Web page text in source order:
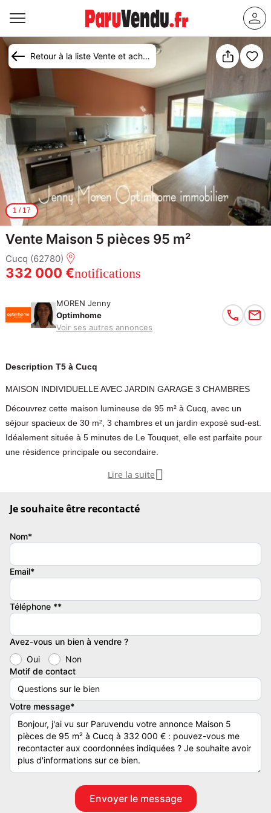
Retour à la liste Vente et achat maison Cucq
1 / 17
Vente Maison 5 pièces 95 m²
Cucq (62780)
332 000 €notifications
MOREN Jenny
Optimhome
Voir ses autres annonces
Description T5 à Cucq
MAISON INDIVIDUELLE AVEC JARDIN GARAGE 3 CHAMBRES
Découvrez cette maison lumineuse de 95 m² à Cucq, avec un
séjour spacieux de 30 m², 3 chambres et un jardin exposé sud-est.
Idéalement située à 5 minutes de Le Touquet, elle est parfaite pour
une résidence principale ou secondaire.
Touquet-Paris-Plage, une maison de 95 m² offrant :
Séjour lumineux de 30 m²
Cuisine américaine aménagée
3 chambres à l'étage (dont une avec placards)
Salle d'eau avec douche à l'italienne
WC séparés
Bureau
Garage indépendant
Jardin à l'arrière exposé sud-est.
Secteur calme et recherché, idéal résidence principale ou
Lire la suite
Je souhaite être recontacté
Nom*
Email*
Téléphone **
Avez-vous un bien à vendre ?
Oui
Non
Motif de contact
Votre message*